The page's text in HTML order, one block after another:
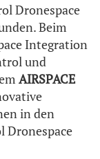
Dronespace
Beim
Integration
und
AIRSPACE
in den
Dronespace